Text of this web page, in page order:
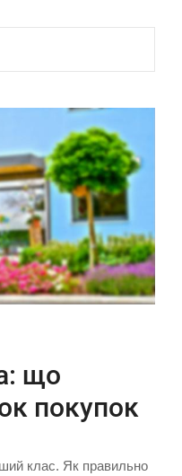
що
покупок
клас. Як правильно